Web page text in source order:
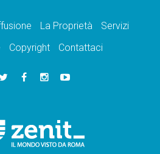
La Proprietà
Servizi
Copyright Contattaci